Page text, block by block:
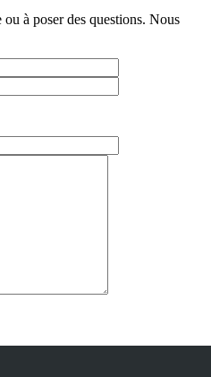
à poser des questions. Nous